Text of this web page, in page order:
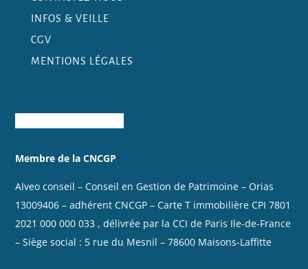
INFOS & VEILLE
CGV
MENTIONS LÉGALES
Membre de la CNCGP
Alveo conseil – Conseil en Gestion de Patrimoine – Orias
13009406 – adhérent CNCGP – Carte T immobilièreCPI 7801
2021 000 000 033 , délivrée par la CCI de Paris Ile-de-France
– Siège social : 5 rue du Mesnil – 78600 Maisons-Laffitte